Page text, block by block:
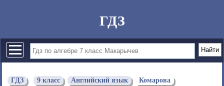
ГДЗ
ГДЗ 9 класс Английский язык Комарова